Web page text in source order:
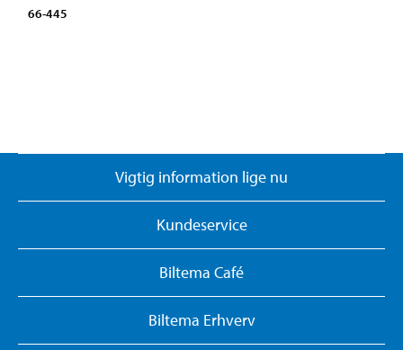
66-445
Vigtig information lige nu
Kundeservice
Biltema Café
Biltema Erhverv